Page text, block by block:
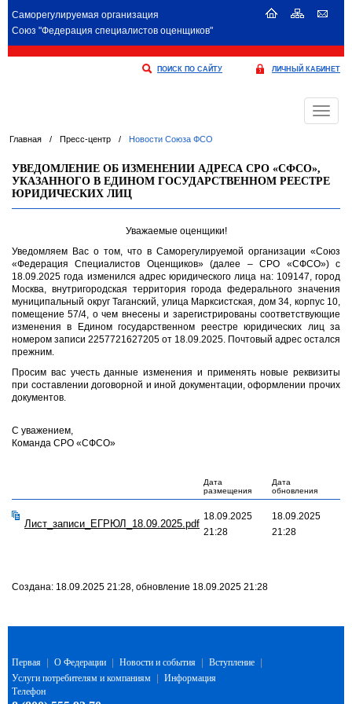
Саморегулируемая организация
Союз "Федерация специалистов оценщиков"
ПОИСК ПО САЙТУ ЛИЧНЫЙ КАБИНЕТ
Меню
Главная / Пресс-центр / Новости Союза ФСО
УВЕДОМЛЕНИЕ ОБ ИЗМЕНЕНИИ АДРЕСА СРО «СФСО»,
УКАЗАННОГО В ЕДИНОМ ГОСУДАРСТВЕННОМ РЕЕСТРЕ
ЮРИДИЧЕСКИХ ЛИЦ
Уважаемые оценщики!
Уведомляем Вас о том, что в Саморегулируемой организации «Союз
«Федерация Специалистов Оценщиков» (далее – СРО «СФСО») с
18.09.2025 года изменился адрес юридического лица на: 109147, город
Москва, внутригородская территория города федерального значения
муниципальный округ Таганский, улица Марксистская, дом 34, корпус 10,
помещение 57/4, о чем внесены и зарегистрированы соответствующие
изменения в Едином государственном реестре юридических лиц за
номером записи 2257721627205 от 18.09.2025. Почтовый адрес остался
прежним.
Просим вас учесть данные изменения и применять новые реквизиты
при составлении договорной и иной документации, оформлении прочих
документов.
С уважением,
Команда СРО «СФСО»
Дата
размещения
Дата
обновления
Лист_записи_ЕГРЮЛ_18.09.2025.pdf
18.09.2025
21:28
18.09.2025
21:28
Создана: 18.09.2025 21:28, обновление 18.09.2025 21:28
Первая О Федерации Новости и события Вступление
Услуги потребителям и компаниям
Информация
Телефон